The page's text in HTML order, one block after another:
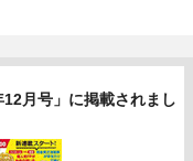
月号」に掲載されまし